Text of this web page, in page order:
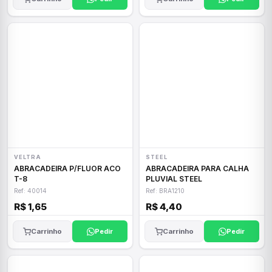
VELTRA
ABRACADEIRA P/FLUOR ACO
T-8
Ref: 40014
R$ 1,65
Carrinho Pedir
STEEL
ABRACADEIRA PARA CALHA
PLUVIAL STEEL
Ref: BRA1210
R$ 4,40
Carrinho Pedir